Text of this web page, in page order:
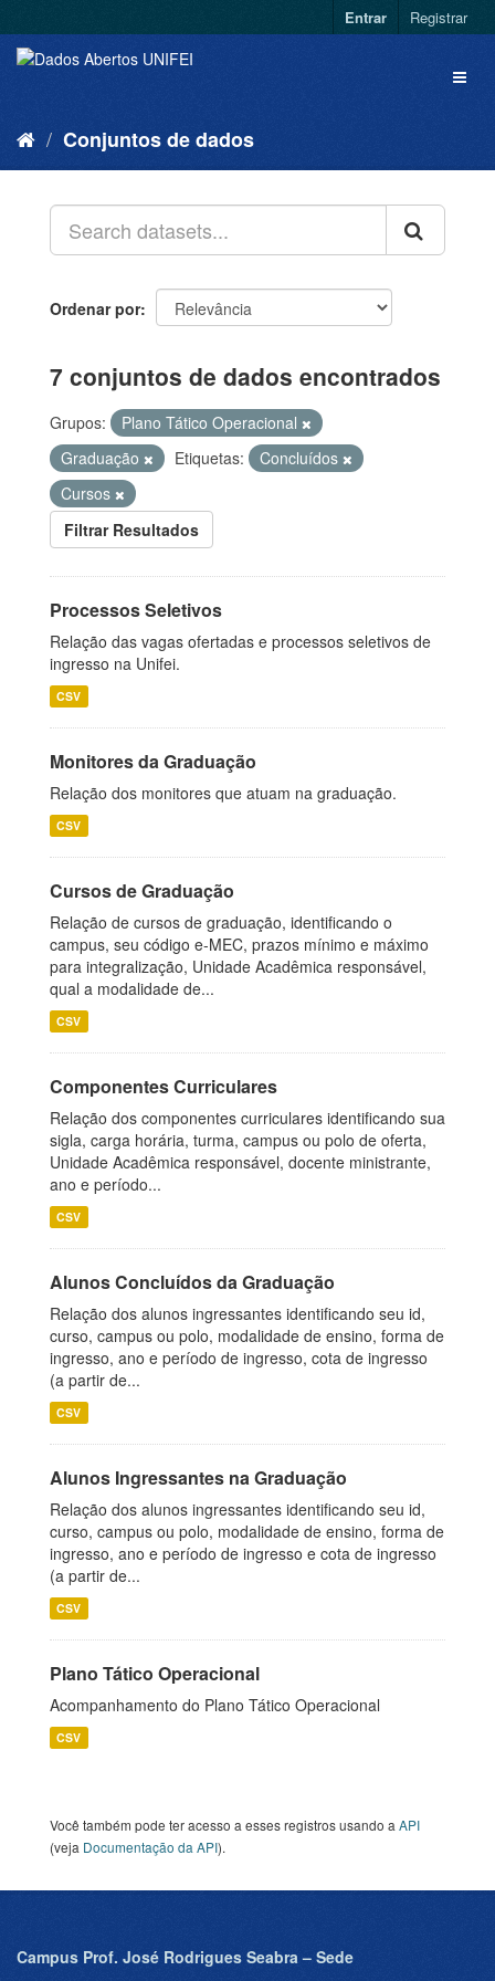
Entrar Registrar
Conjuntos de dados
Ordenar por
7 conjuntos de dados encontrados
Grupos:
Plano Tático Operacional
Graduação
Etiquetas:
Concluídos
Cursos
Filtrar Resultados
Processos Seletivos
Relação das vagas ofertadas e processos seletivos de
ingresso na Unifei.
CSV
Monitores da Graduação
Relação dos monitores que atuam na graduação.
CSV
Cursos de Graduação
Relação de cursos de graduação, identificando o
campus, seu código e-MEC, prazos mínimo e máximo
para integralização, Unidade Acadêmica responsável,
qual a modalidade de...
CSV
Componentes Curriculares
Relação dos componentes curriculares identificando sua
sigla, carga horária, turma, campus ou polo de oferta,
Unidade Acadêmica responsável, docente ministrante,
ano e período...
CSV
Alunos Concluídos da Graduação
Relação dos alunos ingressantes identificando seu id,
curso, campus ou polo, modalidade de ensino, forma de
ingresso, ano e período de ingresso, cota de ingresso
(a partir de...
CSV
Alunos Ingressantes na Graduação
Relação dos alunos ingressantes identificando seu id,
curso, campus ou polo, modalidade de ensino, forma de
ingresso, ano e período de ingresso e cota de ingresso
(a partir de...
CSV
Plano Tático Operacional
Acompanhamento do Plano Tático Operacional
CSV
Você também pode ter acesso a esses registros usando a API
(veja Documentação da API).
Campus Prof. José Rodrigues Seabra – Sede